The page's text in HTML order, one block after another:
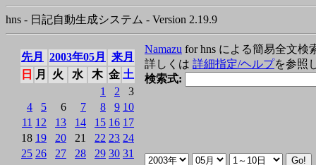
hns - 日記自動生成システム - Version 2.19.9
先月 2003年05月
来月
日
月 火 水 木 金 土
1
2
3
4
5 6 7 8 9 10
11 12 13 14 15 16 17
18 19 20 21 22 23 24
25 26 27 28 29 30 31
Namazu for hns による簡易全文検
詳しくは 詳細指定/ヘルプを参照
検索式: